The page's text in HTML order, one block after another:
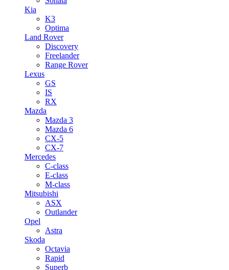
Kia
K3
Optima
Land Rover
Discovery
Freelander
Range Rover
Lexus
GS
IS
RX
Mazda
Mazda 3
Mazda 6
CX-5
CX-7
Mercedes
C-class
E-class
M-class
Mitsubishi
ASX
Outlander
Opel
Astra
Skoda
Octavia
Rapid
Superb